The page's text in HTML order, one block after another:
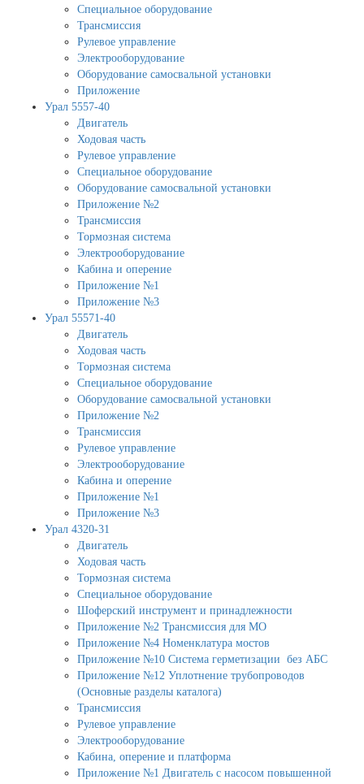
Специальное оборудование
Трансмиссия
Рулевое управление
Электрооборудование
Оборудование самосвальной установки
Приложение
Урал 5557-40
Двигатель
Ходовая часть
Рулевое управление
Специальное оборудование
Оборудование самосвальной установки
Приложение №2
Трансмиссия
Тормозная система
Электрооборудование
Кабина и оперение
Приложение №1
Приложение №3
Урал 55571-40
Двигатель
Ходовая часть
Тормозная система
Специальное оборудование
Оборудование самосвальной установки
Приложение №2
Трансмиссия
Рулевое управление
Электрооборудование
Кабина и оперение
Приложение №1
Приложение №3
Урал 4320-31
Двигатель
Ходовая часть
Тормозная система
Специальное оборудование
Шоферский инструмент и принадлежности
Приложение №2 Трансмиссия для МО
Приложение №4 Номенклатура мостов
Приложение №10 Система герметизации без АБС
Приложение №12 Уплотнение трубопроводов
(Основные разделы каталога)
Трансмиссия
Рулевое управление
Электрооборудование
Кабина, оперение и платформа
Приложение №1 Двигатель с насосом повышенной